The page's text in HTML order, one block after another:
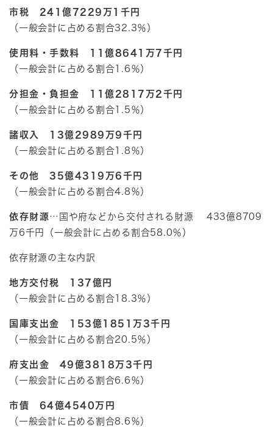
市税 241億7229万1千円
（一般会計に占める割合32.3％）
使用料・手数料 11億8641万7千円
（一般会計に占める割合1.6％）
分担金・負担金 11億2817万2千円
（一般会計に占める割合1.5％）
諸収入 13億2989万9千円
（一般会計に占める割合1.8％）
その他 35億4319万6千円
（一般会計に占める割合4.8％）
依存財源…国や府などから交付される財源 433億8709
万6千円（一般会計に占める割合58.0％）
依存財源の主な内訳
地方交付税 137億円
（一般会計に占める割合18.3％）
国庫支出金 153億1851万3千円
（一般会計に占める割合20.5％）
府支出金 49億3818万3千円
（一般会計に占める割合6.6％）
市債 64億4540万円
（一般会計に占める割合8.6％）